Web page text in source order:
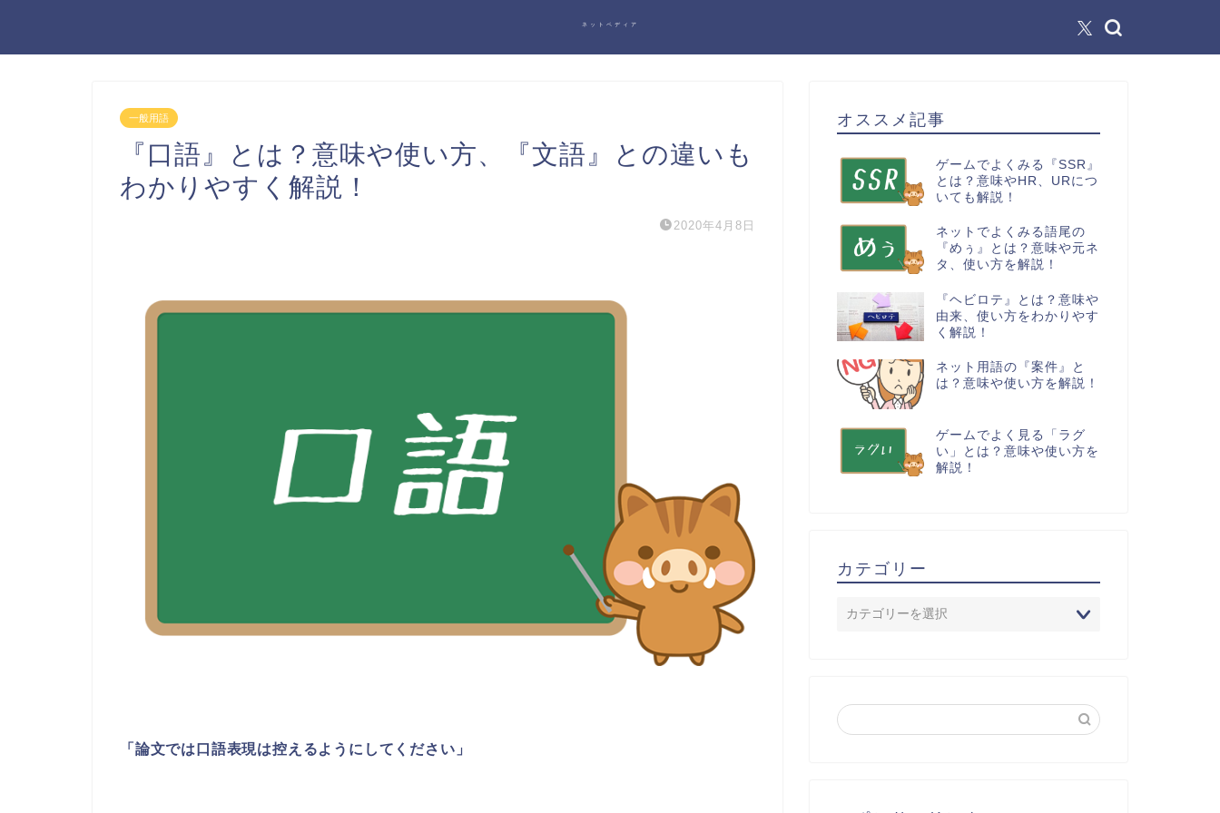
ネットペディア
一般用語
『口語』とは？意味や使い方、『文語』との違いも
わかりやすく解説！
2020年4月8日
「論文では口語表現は控えるようにしてください」
オススメ記事
ゲームでよくみる『SSR』
とは？意味やHR、URにつ
いても解説！
ネットでよくみる語尾の
『めぅ』とは？意味や元ネ
タ、使い方を解説！
『ヘビロテ』とは？意味や
由来、使い方をわかりやす
く解説！
ネット用語の『案件』と
は？意味や使い方を解説！
ゲームでよく見る「ラグ
い」とは？意味や使い方を
解説！
カテゴリー